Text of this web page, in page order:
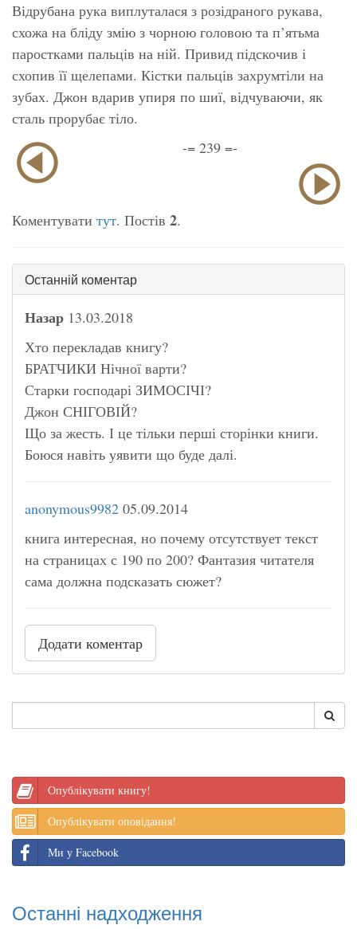
Відрубана рука виплуталася з розідраного рукава,
схожа на бліду змію з чорною головою та п’ятьма
паростками пальців на ній. Привид підскочив і
схопив її щелепами. Кістки пальців захрумтіли на
зубах. Джон вдарив упиря по шиї, відчуваючи, як
сталь прорубає тіло.
-= 239 =-
Коментувати тут. Постів 2.
Останній коментар
Назар 13.03.2018
Хто перекладав книгу?
БРАТЧИКИ Нічної варти?
Старки господарі ЗИМОСІЧІ?
Джон СНІГОВІЙ?
Що за жесть. І це тільки перші сторінки книги.
Боюся навіть уявити що буде далі.
anonymous9982 05.09.2014
книга интересная, но почему отсутствует текст
на страницах с 190 по 200? Фантазия читателя
сама должна подсказать сюжет?
Додати коментар
Опублікувати книгу!
Опублікувати оповідання!
Ми у Facebook
Останні надходження